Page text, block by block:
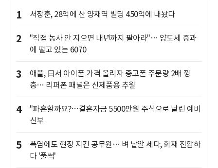
1 서장훈, 28억에 산 양재역 빌딩 450억에 내놨다
2
"직접 농사 안 지으면 내년까지 팔아라"… 양도세 중과
에 떨고 있는 6070
3
애플, 日서 아이폰 가격 올리자 중고폰 주문량 2배 껑
충… 리퍼폰 패널은 신제품용 추월
4
"파혼할까요?…결혼자금 5500만원 주식으로 날린 예비
신부
5
폭염에도 현장 지킨 공무원… 벼 낱알 세다, 화재 진압하
다 '풀썩'